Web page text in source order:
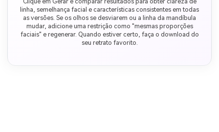
linha, semelhança facial e características consistentes em todas
as versões. Se os olhos se desviarem ou a linha da mandíbula
mudar, adicione uma restrição como "mesmas proporções
faciais" e regenerar. Quando estiver certo, faça o download do
seu retrato favorito.